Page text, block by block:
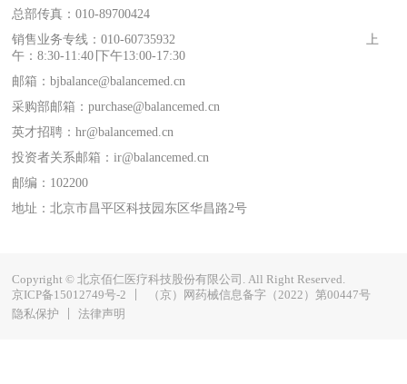
总部传真：010-89700424
销售业务专线：010-60735932 上
午：8:30-11:40∣下午13:00-17:30
邮箱：bjbalance@balancemed.cn
采购部邮箱：purchase@balancemed.cn
英才招聘：hr@balancemed.cn
投资者关系邮箱：ir@balancemed.cn
邮编：102200
地址：北京市昌平区科技园东区华昌路2号
Copyright © 北京佰仁医疗科技股份有限公司. All Right Reserved.
京ICP备15012749号-2
（京）网药械信息备字（2022）第00447号
隐私保护
法律声明